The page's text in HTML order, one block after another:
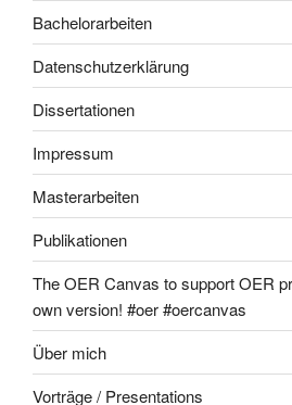
Bachelorarbeiten
Datenschutzerklärung
Dissertationen
Impressum
Masterarbeiten
Publikationen
The OER Canvas to support OER
own version! #oer #oercanvas
Über mich
Vorträge / Presentations